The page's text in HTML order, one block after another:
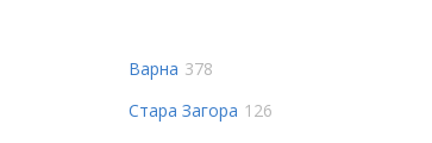
Варна 378
Стара Загора 126